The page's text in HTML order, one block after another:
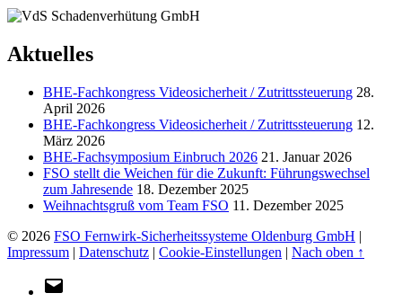
Aktuelles
BHE-Fachkongress Videosicherheit / Zutrittssteuerung 28.
April 2026
BHE-Fachkongress Videosicherheit / Zutrittssteuerung 12.
März 2026
BHE-Fachsymposium Einbruch 2026 21. Januar 2026
FSO stellt die Weichen für die Zukunft: Führungswechsel
zum Jahresende 18. Dezember 2025
Weihnachtsgruß vom Team FSO 11. Dezember 2025
© 2026 FSO Fernwirk-Sicherheitssysteme Oldenburg GmbH |
Impressum | Datenschutz | Cookie-Einstellungen | Nach oben ↑
E-
Mail